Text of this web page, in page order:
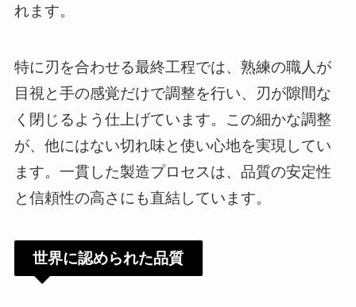
れます。
特に刃を合わせる最終工程では、熟練の職人が
目視と手の感覚だけで調整を行い、刃が隙間な
く閉じるよう仕上げています。この細かな調整
が、他にはない切れ味と使い心地を実現してい
ます。一貫した製造プロセスは、品質の安定性
と信頼性の高さにも直結しています。
世界に認められた品質